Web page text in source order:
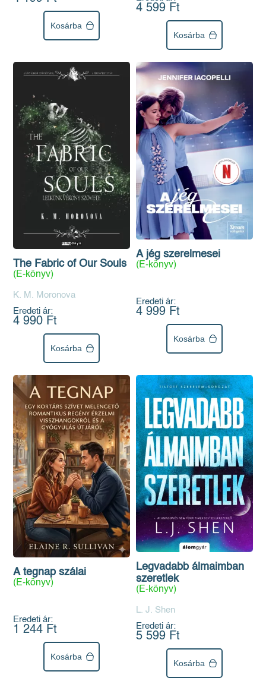
Kosárba
4 599 Ft
Kosárba
The Fabric of Our Souls
(E-könyv)
K. M. Moronova
Eredeti ár:
4 990 Ft
Kosárba
A jég szerelmesei
(E-könyv)
Eredeti ár:
4 999 Ft
Kosárba
A tegnap szálai
(E-könyv)
Eredeti ár:
1 244 Ft
Kosárba
Legvadabb álmaimban
szeretlek
(E-könyv)
L. J. Shen
Eredeti ár:
5 599 Ft
Kosárba